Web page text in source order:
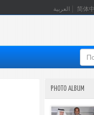
العربية 简体
PHOTO ALBUM